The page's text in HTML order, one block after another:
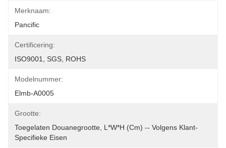
Merknaam:
Pancific
Certificering:
ISO9001, SGS, ROHS
Modelnummer:
Elmb-A0005
Grootte:
Toegelaten Douanegrootte, L*W*H (cm) -- Volgens Klant-
Specifieke Eisen